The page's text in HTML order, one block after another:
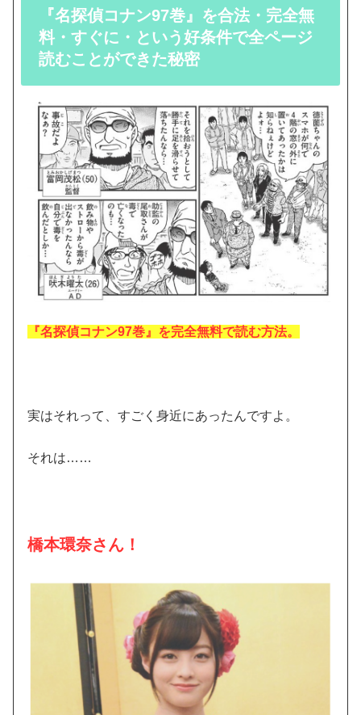
『名探偵コナン97巻』を合法・完全無
料・すぐに・という好条件で全ページ
読むことができた秘密
『名探偵コナン97巻』を完全無料で読む方法。
実はそれって、すごく身近にあったんですよ。
それは……
橋本環奈さん！